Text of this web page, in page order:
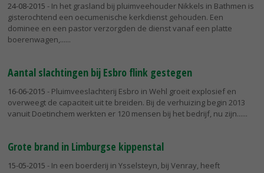
24-08-2015 - In het grasland bij pluimveehouder Nikkels in Bathmen is
gisterochtend een oecumenische kerkdienst gehouden. Een
dominee en een pastor verzorgden de dienst vanaf een platte
boerenwagen,...
Aantal slachtingen bij Esbro flink gestegen
16-06-2015 - Pluimveeslachterij Esbro in Wehl groeit explosief en
overweegt de capaciteit uit te breiden. Bij de verhuizing begin 2013
vanuit Doetinchem werkten er 120 mensen bij het bedrijf, nu zijn...
Grote brand in Limburgse kippenstal
15-05-2015 - In een boerderij in Ysselsteyn, bij Venray, heeft